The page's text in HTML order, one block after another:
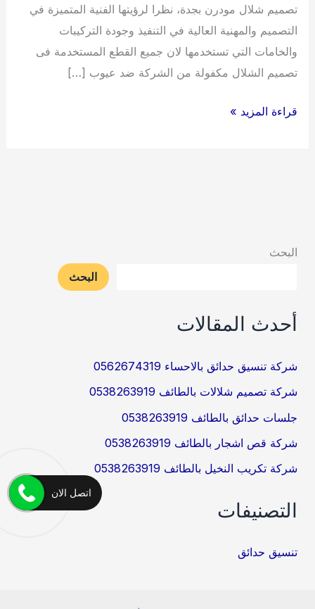
تصميم شلال مودرن بجدة، نظرا لرؤيتها الفنية المتميزة في
التصميم والمهنية العالية في التنفيذ وجودة التركيبات
والخامات التي تستخدمها لان جميع القطع المستخدمة فى
تصميم الشلال مكفولة من الشركة ضد عيوب […]
شلالات
قراءة المزيد »
البحث
البحث
أحدث المقالات
شركة تنسيق حدائق بالاحساء 0562674319
شركة تصميم شلالات بالطائف 0538263919
جلسات حدائق بالطائف 0538263919
شركة قص اشجار بالطائف 0538263919
شركة تكريب النخيل بالطائف 0538263919
التصنيفات
تنسيق حدائق
اتصل الان